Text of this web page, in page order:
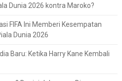
Dunia 2026 kontra Maroko?
FIFA Ini Memberi Kesempatan
Dunia 2026
Baru: Ketika Harry Kane Kembali